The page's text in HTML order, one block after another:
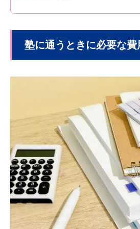
塾に通うときに必要な費